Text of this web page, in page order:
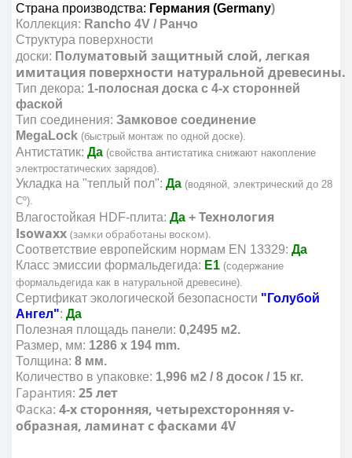
Страна производства: Германия (Germany)
Коллекция: Rancho 4V / Ранчо
Структура поверхности
доски: Полуматовый защитный слой, легкая
имитация поверхности натуральной древесины.
Тип декора: 1-полосная доска с 4-х сторонней
фаской
Тип соединения: Замковое соединение
MegaLock (быстрый монтаж по одной доске).
Антистатик: Да (свойства антистатика снижают накопление
электростатических зарядов).
Укладка на "теплый пол": Да (водяной, электрический до 28
Cº).
Влагостойкая HDF-плита: Да + Технология
Isowaxx (замки обработаны воском).
Соответствие европейским нормам EN 13329: Да
Класс эмиссии формальдегида: E1 (содержание
формальдегида как в натуральной древесине).
Сертификат экологической безопасности "Голубой
Ангел": Да
Полезная площадь панели: 0,2495 м2.
Размер, мм: 1286 х 194 mm.
Толщина: 8 мм.
Количество в упаковке: 1,996 м2 / 8 досок / 15 кг.
Гарантия: 25 лет
Фаска: 4-х сторонняя, четырехсторонняя v-
образная, ламинат с фасками 4V